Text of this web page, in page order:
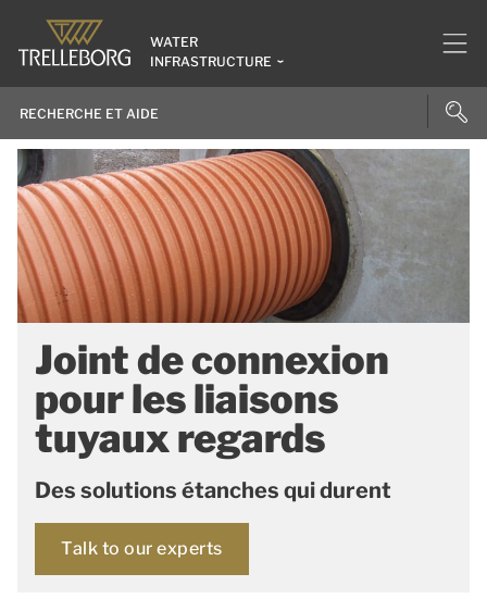
WATER
INFRASTRUCTURE
Joint de connexion
pour les liaisons
tuyaux regards
Des solutions étanches qui durent
Talk to our experts